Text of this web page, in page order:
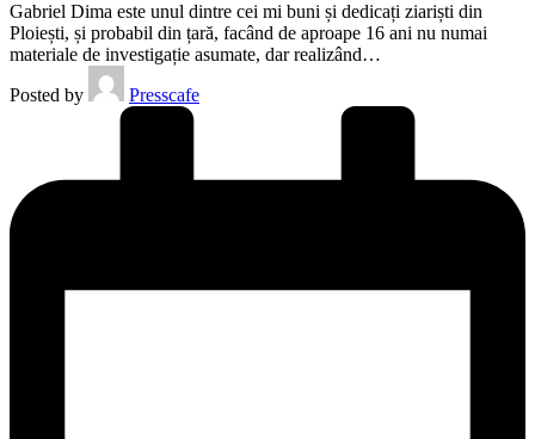
Gabriel Dima este unul dintre cei mi buni și dedicați ziariști din
Ploiești, și probabil din țară, facând de aproape 16 ani nu numai
materiale de investigație asumate, dar realizând…
Posted by
Presscafe